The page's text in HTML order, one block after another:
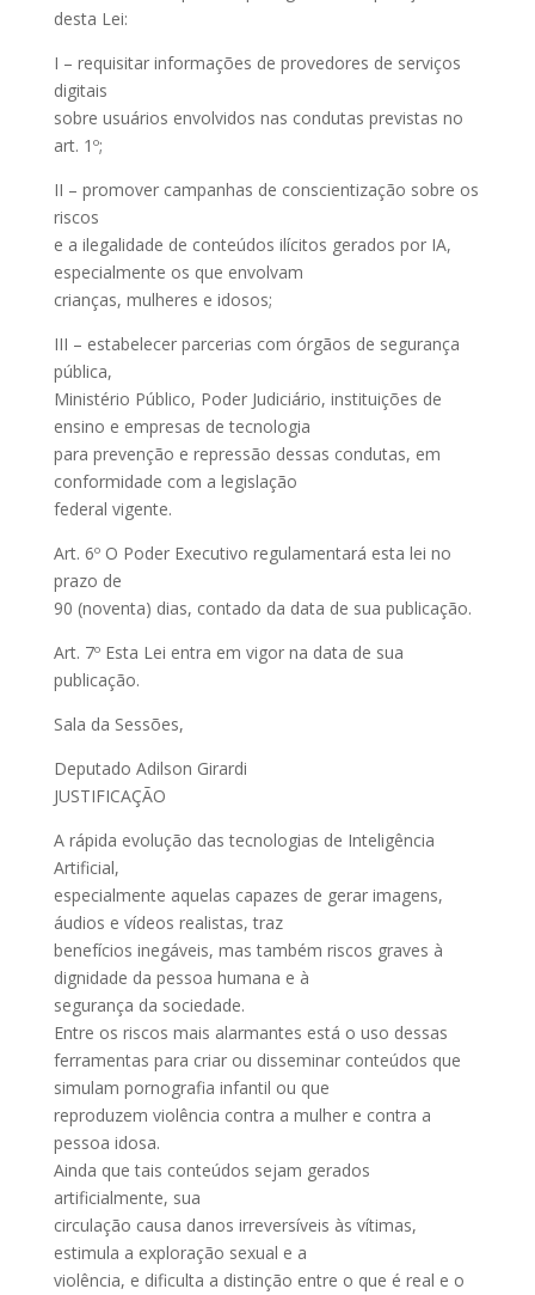
desta Lei:
I – requisitar informações de provedores de serviços
digitais
sobre usuários envolvidos nas condutas previstas no
art. 1º;
II – promover campanhas de conscientização sobre os
riscos
e a ilegalidade de conteúdos ilícitos gerados por IA,
especialmente os que envolvam
crianças, mulheres e idosos;
III – estabelecer parcerias com órgãos de segurança
pública,
Ministério Público, Poder Judiciário, instituições de
ensino e empresas de tecnologia
para prevenção e repressão dessas condutas, em
conformidade com a legislação
federal vigente.
Art. 6º O Poder Executivo regulamentará esta lei no
prazo de
90 (noventa) dias, contado da data de sua publicação.
Art. 7º Esta Lei entra em vigor na data de sua
publicação.
Sala da Sessões,
Deputado Adilson Girardi
JUSTIFICAÇÃO
A rápida evolução das tecnologias de Inteligência
Artificial,
especialmente aquelas capazes de gerar imagens,
áudios e vídeos realistas, traz
benefícios inegáveis, mas também riscos graves à
dignidade da pessoa humana e à
segurança da sociedade.
Entre os riscos mais alarmantes está o uso dessas
ferramentas para criar ou disseminar conteúdos que
simulam pornografia infantil ou que
reproduzem violência contra a mulher e contra a
pessoa idosa.
Ainda que tais conteúdos sejam gerados
artificialmente, sua
circulação causa danos irreversíveis às vítimas,
estimula a exploração sexual e a
violência, e dificulta a distinção entre o que é real e o